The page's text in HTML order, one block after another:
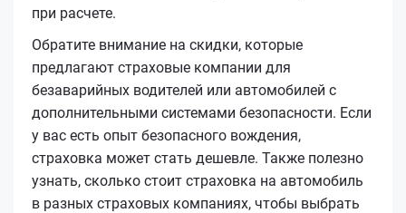
при расчете.
Обратите внимание на скидки, которые
предлагают страховые компании для
безаварийных водителей или автомобилей с
дополнительными системами безопасности. Если
у вас есть опыт безопасного вождения,
страховка может стать дешевле. Также полезно
узнать, сколько стоит страховка на автомобиль
в разных страховых компаниях, чтобы выбрать